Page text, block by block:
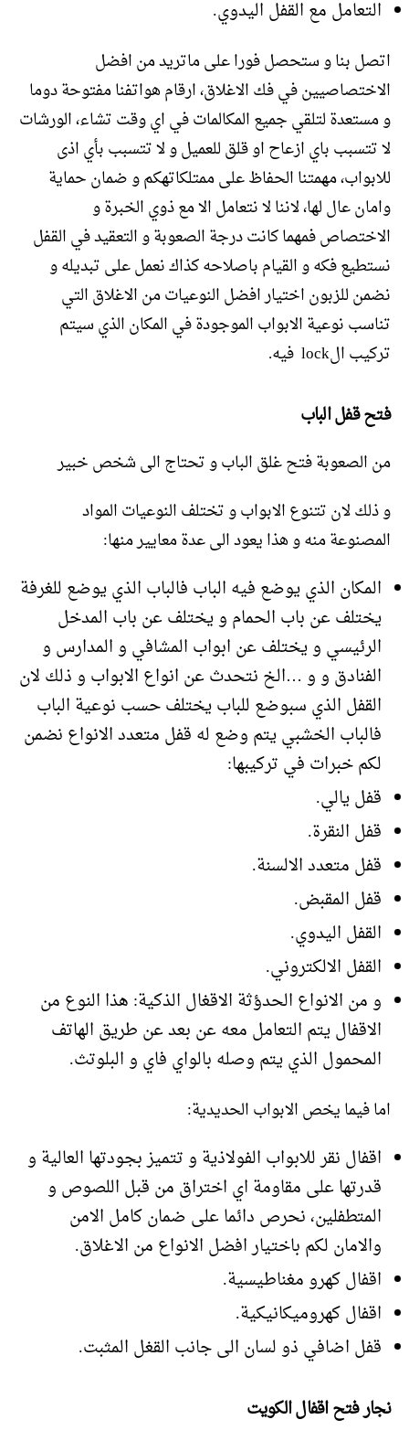
التعامل مع القفل اليدوي.
اتصل بنا و ستحصل فورا على ماتريد من افضل
الاختصاصيين في فك الاغلاق، ارقام هواتفنا مفتوحة دوما
و مستعدة لتلقي جميع المكالمات في اي وقت تشاء، الورشات
لا تتسبب باي ازعاح او قلق للعميل و لا تتسبب بأي اذى
للابواب، مهمتنا الحفاظ على ممتلكاتهكم و ضمان حماية
وامان عال لها، لاننا لا نتعامل الا مع ذوي الخبرة و
الاختصاص فمهما كانت درجة الصعوبة و التعقيد في القفل
نستطيع فكه و القيام باصلاحه كذاك نعمل على تبديله و
نضمن للزبون اختيار افضل النوعيات من الاغلاق التي
تناسب نوعية الابواب الموجودة في المكان الذي سيتم
تركيب الlock فيه.
فتح قفل الباب
من الصعوبة فتح غلق الباب و تحتاج الى شخص خبير
و ذلك لان تتنوع الابواب و تختلف النوعيات المواد
المصنوعة منه و هذا يعود الى عدة معايير منها:
المكان الذي يوضع فيه الباب فالباب الذي يوضع للغرفة
يختلف عن باب الحمام و يختلف عن باب المدخل
الرئيسي و يختلف عن ابواب المشافي و المدارس و
الفنادق و و …الخ نتحدث عن انواع الابواب و ذلك لان
القفل الذي سبوضع للباب يختلف حسب نوعية الباب
فالباب الخشبي يتم وضع له قفل متعدد الانواع نضمن
لكم خبرات في تركيبها:
قفل يالي.
قفل النقرة.
قفل متعدد الالسنة.
قفل المقبض.
القفل اليدوي.
القفل الالكتروني.
و من الانواع الحدؤثة الاقغال الذكية: هذا النوع من
الاقفال يتم التعامل معه عن بعد عن طريق الهاتف
المحمول الذي يتم وصله بالواي فاي و البلوتث.
اما فيما يخص الابواب الحديدية:
اقفال نقر للابواب الفولاذية و تتميز بجودتها العالية و
قدرتها على مقاومة اي اختراق من قبل اللصوص و
المتطفلين، نحرص دائما على ضمان كامل الامن
والامان لكم باختيار افضل الانواع من الاغلاق.
اقفال كهرو مغناطيسية.
اقفال كهروميكانيكية.
قفل اضافي ذو لسان الى جانب القغل المثبت.
نجار فتح اقفال الكويت